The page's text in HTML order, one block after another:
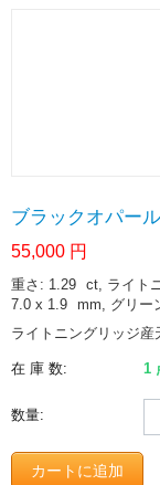
ブラックオパー
55,000 円
重さ: 1.29 ct, ライト
7.0 x 1.9 mm, グリー
ライトニングリッジ
在 庫 数: 1
数量:
カートに追加